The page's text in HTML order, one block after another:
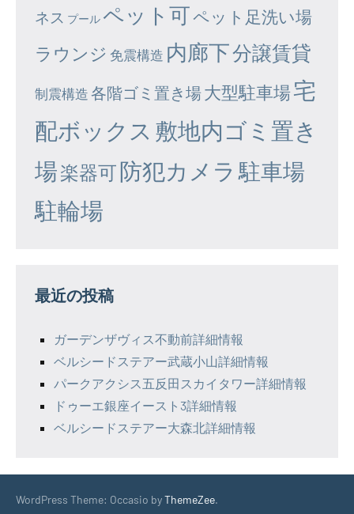
ネス プール ペット可ペット足洗い場
ラウンジ 免震構造 内廊下分譲賃貸
制震構造 各階ゴミ置き場大型駐車場宅
配ボックス 敷地内ゴミ置き
場楽器可防犯カメラ 駐車場
駐輪場
最近の投稿
ガーデンザヴィス不動前詳細情報
ベルシードステアー武蔵小山詳細情報
パークアクシス五反田スカイタワー詳細情報
ドゥーエ銀座イースト3詳細情報
ベルシードステアー大森北詳細情報
WordPress Theme: Occasio byThemeZee.